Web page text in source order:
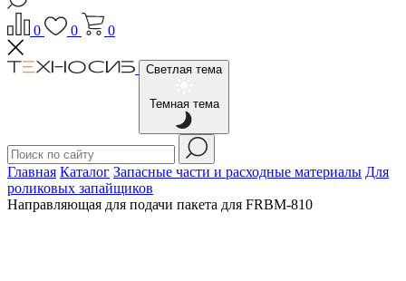
0 0 0
Светлая тема
Темная тема
Главная Каталог Запасные части и расходные материалы Для
роликовых запайщиков
Направляющая для подачи пакета для FRBM-810